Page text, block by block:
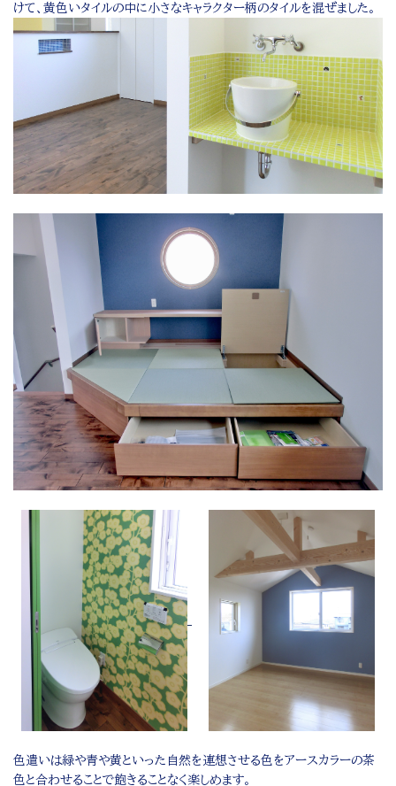
けて、黄色いタイルの中に小さなキャラクター柄のタイルを混ぜました。
色遣いは緑や青や黄といった自然を連想させる色をアースカラーの茶
色と合わせることで飽きることなく楽しめます。